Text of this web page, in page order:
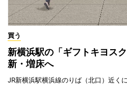
買う
新横浜駅の「ギフトキヨス
新・増床へ
JR新横浜駅横浜線のりば（北口）近く